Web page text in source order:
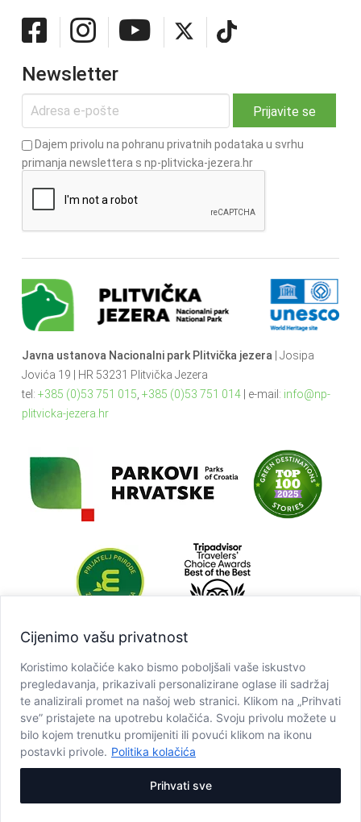
Cijenimo vašu privatnost
Koristimo kolačiće kako bismo poboljšali vaše iskustvo
pregledavanja, prikazivali personalizirane oglase ili sadržaj
te analizirali promet na našoj web stranici. Klikom na „Prihvati
sve” pristajete na upotrebu kolačića. Svoju privolu možete u
bilo kojem trenutku promijeniti ili povući klikom na ikonu
postavki privole. Politika kolačića
Prihvati sve
Newsletter
Dajem privolu na pohranu privatnih podataka u svrhu
primanja newslettera s np-plitvicka-jezera.hr
Javna ustanova Nacionalni park Plitvička jezera | Josipa
Jovića 19 | HR 53231 Plitvička Jezera
tel: +385 (0)53 751 015 +385 (0)53 751 014| e-mail: info@np-
plitvicka-jezera.hr